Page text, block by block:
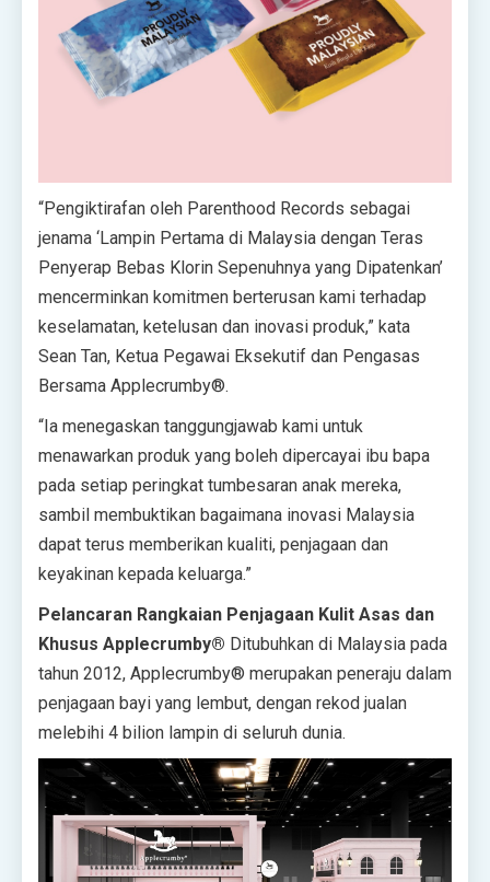
“Pengiktirafan oleh Parenthood Records sebagai
jenama ‘Lampin Pertama di Malaysia dengan Teras
Penyerap Bebas Klorin Sepenuhnya yang Dipatenkan’
mencerminkan komitmen berterusan kami terhadap
keselamatan, ketelusan dan inovasi produk,” kata
Sean Tan, Ketua Pegawai Eksekutif dan Pengasas
Bersama Applecrumby®.
“Ia menegaskan tanggungjawab kami untuk
menawarkan produk yang boleh dipercayai ibu bapa
pada setiap peringkat tumbesaran anak mereka,
sambil membuktikan bagaimana inovasi Malaysia
dapat terus memberikan kualiti, penjagaan dan
keyakinan kepada keluarga.”
Pelancaran Rangkaian Penjagaan Kulit Asas dan
Khusus Applecrumby® Ditubuhkan di Malaysia pada
tahun 2012, Applecrumby® merupakan peneraju dalam
penjagaan bayi yang lembut, dengan rekod jualan
melebihi 4 bilion lampin di seluruh dunia.